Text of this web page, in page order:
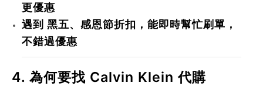
更優惠
遇到 黑五、感恩節折扣 ，能即時幫忙刷單，
不錯過優惠
4. 為何要找 Calvin Klein 代購